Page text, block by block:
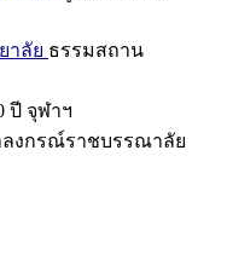
าลัย ธรรมสถาน
ปี จุฬาฯ
ลงกรณ์ราชบรรณาลัย